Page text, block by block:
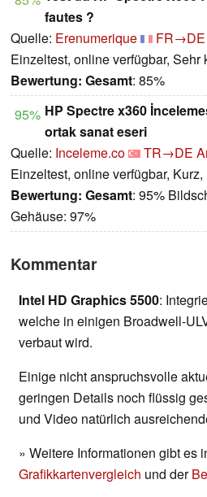
fautes ?
Quelle: Erenumerique FR→DE
Einzeltest, online verfügbar, Sehr
Bewertung: Gesamt: 85%
95% HP Spectre x360
ortak sanat eseri
Quelle: Inceleme.co TR→DE
Einzeltest, online verfügbar,
Bewertung: Gesamt: 95%
Gehäuse: 97%
Kommentar
Intel HD Graphics 5500:
welche in einigen Broadwell-
verbaut wird.
Einige nicht anspruchsvolle
geringen Details noch flüssig
und Video natürlich
» Weitere Informationen gibt es
Grafikkartenvergleich und der